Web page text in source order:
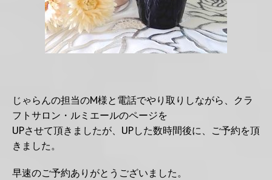
じゃらんの担当のM様と電話でやり取りしながら、クラ
フトサロン・ルミエールのページを
UPさせて頂きましたが、UPした数時間後に、ご予約を頂
きました。
早速のご予約ありがとうございました。